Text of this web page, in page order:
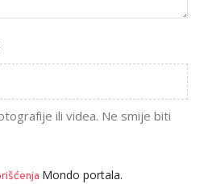
ili videa. Ne smije biti
Mondo portala.